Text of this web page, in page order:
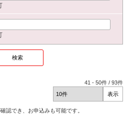
41 -50件 /93件
認でき、お申込みも可能です。